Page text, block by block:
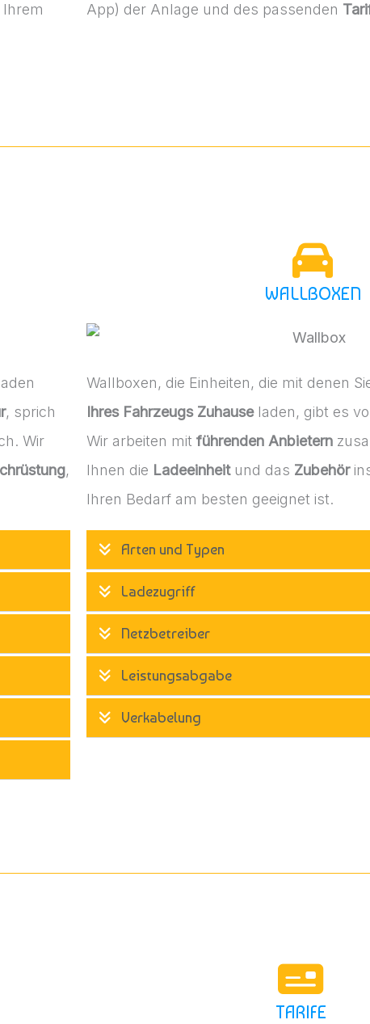
App) der Anlage und des passenden
, sprich
Wir
,
WALLBOXEN
Wallboxen, die Einheiten, die mit denen
Ihres Fahrzeugs Zuhauseladen, gibt es
Wir arbeiten mit führenden Anbietern
Ihnen die Ladeeinheitund das Zubehör
Ihren Bedarf am besten geeignet ist.
Arten und Typen
Ladezugriff
Netzbetreiber
Leistungsabgabe
Verkabelung
TARIFE